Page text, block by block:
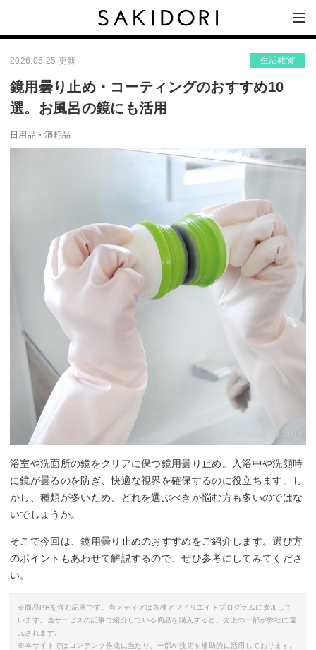
2026.05.25 更新 生活雑貨
鏡用曇り止め・コーティングのおすすめ10
選。お風呂の鏡にも活用
日用品・消耗品
prostaff-jp.com
浴室や洗面所の鏡をクリアに保つ鏡用曇り止め。入浴中や洗顔時
に鏡が曇るのを防ぎ、快適な視界を確保するのに役立ちます。し
かし、種類が多いため、どれを選ぶべきか悩む方も多いのではな
いでしょうか。
そこで今回は、鏡用曇り止めのおすすめをご紹介します。選び方
のポイントもあわせて解説するので、ぜひ参考にしてみてくださ
い。
※商品PRを含む記事です。当メディアは各種アフィリエイトプログラムに参加して
います。当サービスの記事で紹介している商品を購入すると、売上の一部が弊社に還
元されます。
※本サイトではコンテンツ作成に当たり、一部AI技術を補助的に活用しております。